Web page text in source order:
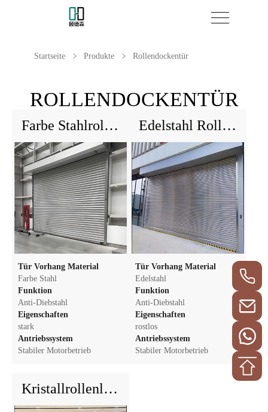
Startseite Produkte Rollendockentür
ROLLENDOCKENTÜR
Farbe Stahlrollenludiertür
Tür Vorhang Material
Farbe Stahl
Funktion
Anti-Diebstahl
Eigenschaften
stark
Antriebssystem
Stabiler Motorbetrieb
Edelstahl Rollenludiertür
Tür Vorhang Material
Edelstahl
Funktion
Anti-Diebstahl
Eigenschaften
rostlos
Antriebssystem
Stabiler Motorbetrieb
Kristallrollenlöschentür